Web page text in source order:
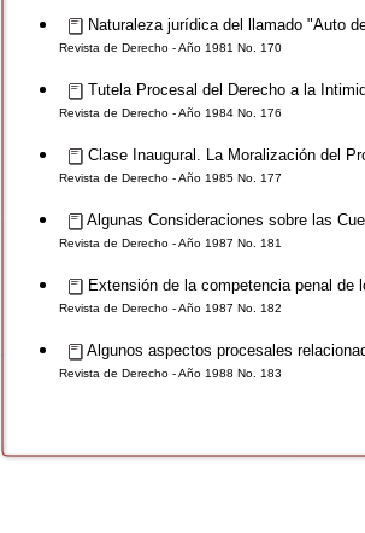
Naturaleza jurídica del llamado "Auto
Revista de Derecho - Año 1981 No. 170
Tutela Procesal del Derecho a la
Revista de Derecho - Año 1984 No. 176
Clase Inaugural. La Moralización del
Revista de Derecho - Año 1985 No. 177
Algunas Consideraciones sobre las
Revista de Derecho - Año 1987 No. 181
Extensión de la competencia penal de
Revista de Derecho - Año 1987 No. 182
Algunos aspectos procesales
Revista de Derecho - Año 1988 No. 183